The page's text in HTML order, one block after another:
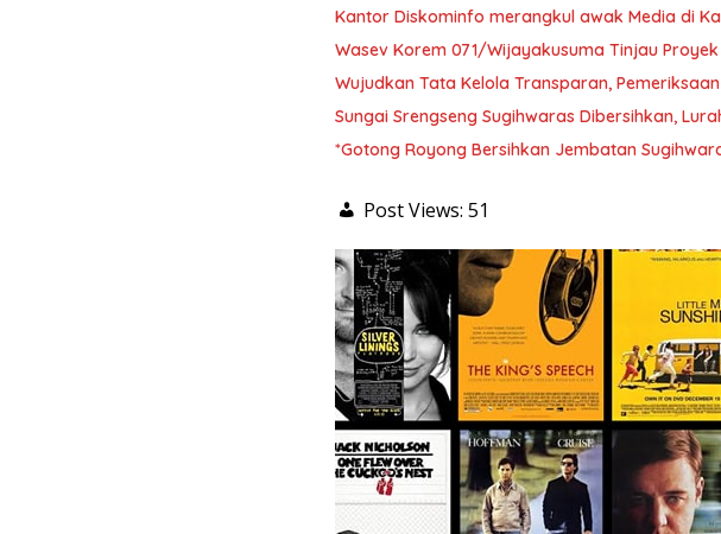
Kantor Diskominfo merangkul awak Media di
Wasev Korem 071/Wijayakusuma Tinjau
Wujudkan Tata Kelola Transparan,
Sungai Srengseng Sugihwaras Dibersihkan,
*Gotong Royong Bersihkan Jembatan
Post Views: 51